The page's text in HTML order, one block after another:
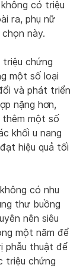
có triệu
ra, phụ nữ
này.
triệu chứng
một số loại
và phát triển
nặng hơn,
một số
khối u nang
hiệu quả tối
có nhu
thư buồng
nên siêu
một năm để
phẫu thuật để
triệu chứng